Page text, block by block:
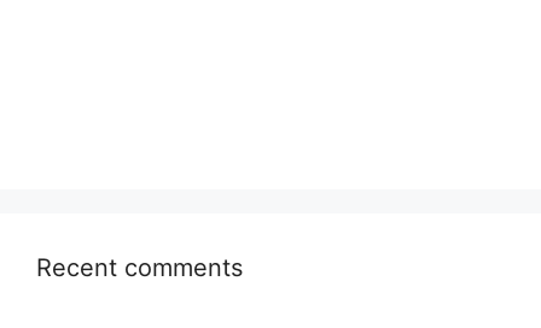
Recent comments